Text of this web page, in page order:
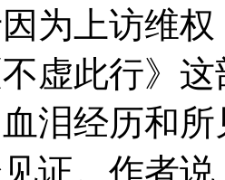
为上访维
虚此行》
泪经历和
证。作者